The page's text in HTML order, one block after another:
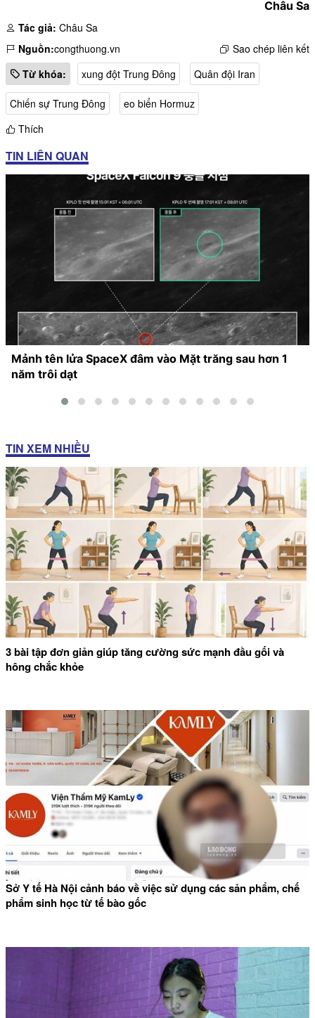
Châu Sa
Tác giả: Châu Sa
Nguồn:congthuong.vn
Sao chép liên kết
Từ khóa:
xung đột Trung Đông Quân đội Iran
Chiến sự Trung Đông
eo biển Hormuz
Thích
TIN LIÊN QUAN
Mảnh tên lửa SpaceX đâm vào Mặt trăng sau hơn 1
năm trôi dạt
TIN XEM NHIỀU
3 bài tập đơn giản giúp tăng cường sức mạnh đầu gối và
hông chắc khỏe
Sở Y tế Hà Nội cảnh báo về việc sử dụng các sản phẩm, chế
phẩm sinh học từ tế bào gốc